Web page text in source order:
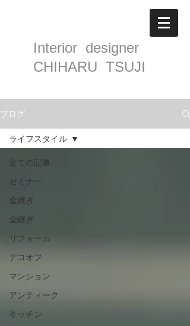
Interior designer
CHIHARU TSUJI
ブログ
全ての記事
セミナー
金継ぎ
金継ぎ
リフォーム
デコオフ
マンション
アンティーク
キッチン
ライフスタイル